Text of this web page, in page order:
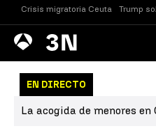
Crisis migratoria Ceuta Trump
Antena
3 Noticias
EN DIRECTO
La acogida de menores